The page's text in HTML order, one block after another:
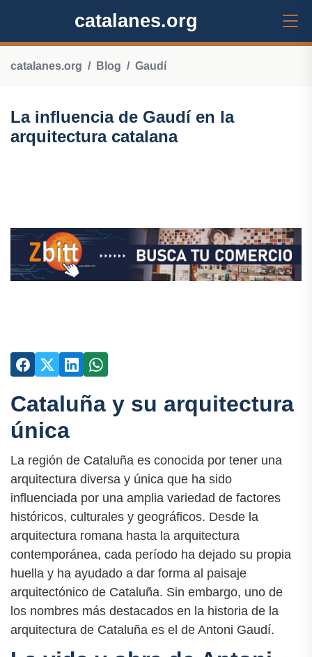
catalanes.org
catalanes.org Blog Gaudí
La influencia de Gaudí en la
arquitectura catalana
Cataluña y su arquitectura
única
La región de Cataluña es conocida por tener una
arquitectura diversa y única que ha sido
influenciada por una amplia variedad de factores
históricos, culturales y geográficos. Desde la
arquitectura romana hasta la arquitectura
contemporánea, cada período ha dejado su propia
huella y ha ayudado a dar forma al paisaje
arquitectónico de Cataluña. Sin embargo, uno de
los nombres más destacados en la historia de la
arquitectura de Cataluña es el de Antoni Gaudí.